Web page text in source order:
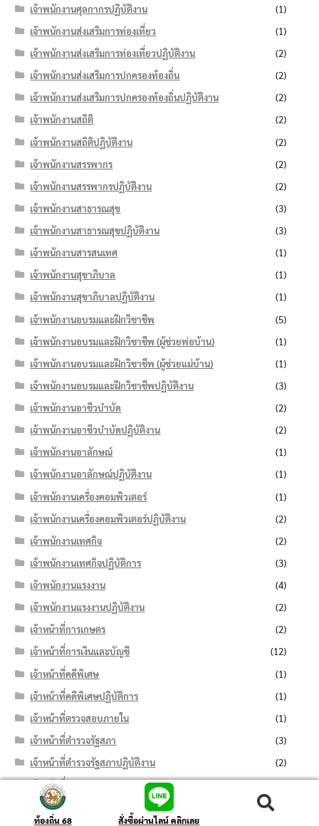
เจ้าพนักงานศุลกากรปฏิบัติงาน
(1)
เจ้าพนักงานส่งเสริมการท่องเที่ยว
(1)
เจ้าพนักงานส่งเสริมการท่องเที่ยวปฏิบัติงาน
(2)
เจ้าพนักงานส่งเสริมการปกครองท้องถิ่น
(2)
เจ้าพนักงานส่งเสริมการปกครองท้องถิ่นปฏิบัติงาน
(2)
เจ้าพนักงานสถิติ
(2)
เจ้าพนักงานสถิติปฏิบัติงาน
(2)
เจ้าพนักงานสรรพากร
(2)
เจ้าพนักงานสรรพากรปฏิบัติงาน
(2)
เจ้าพนักงานสาธารณสุข
(3)
เจ้าพนักงานสาธารณสุขปฏิบัติงาน
(3)
เจ้าพนักงานสารสนเทศ
(1)
เจ้าพนักงานสุขาภิบาล
(1)
เจ้าพนักงานสุขาภิบาลปฏิบัติงาน
(1)
เจ้าพนักงานอบรมและฝึกวิชาชีพ
(5)
เจ้าพนักงานอบรมและฝึกวิชาชีพ (ผู้ช่วยพ่อบ้าน)
(1)
เจ้าพนักงานอบรมและฝึกวิชาชีพ (ผู้ช่วยแม่บ้าน)
(1)
เจ้าพนักงานอบรมและฝึกวิชาชีพปฏิบัติงาน
(3)
เจ้าพนักงานอาชีวบำบัด
(2)
เจ้าพนักงานอาชีวบำบัดปฏิบัติงาน
(2)
เจ้าพนักงานอาลักษณ์
(1)
เจ้าพนักงานอาลักษณ์ปฏิบัติงาน
(1)
เจ้าพนักงานเครื่องคอมพิวเตอร์
(1)
เจ้าพนักงานเครื่องคอมพิวเตอร์ปฏิบัติงาน
(2)
เจ้าพนักงานเทศกิจ
(2)
เจ้าพนักงานเทศกิจปฏิบัติการ
(3)
เจ้าพนักงานแรงงาน
(4)
เจ้าพนักงานแรงงานปฏิบัติงาน
(2)
เจ้าหน้าที่การเกษตร
(2)
เจ้าหน้าที่การเงินและบัญชี
(12)
เจ้าหน้าที่คดีพิเศษ
(1)
เจ้าหน้าที่คดีพิเศษปฏิบัติการ
(1)
เจ้าหน้าที่ตรวจสอบภายใน
(1)
เจ้าหน้าที่ตำรวจรัฐสภา
(3)
เจ้าหน้าที่ตำรวจรัฐสภาปฏิบัติงาน
(2)
เจ้าหน้าที่ธุรการ
เจ้าหน้าที่บริหารงานทั่วไป
(11)
ท้องถิ่น 68 สั่งซื้อผ่านไลน์ คลิกเลย